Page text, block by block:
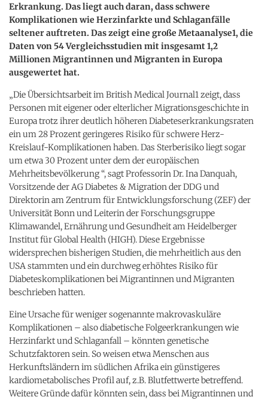
Erkrankung. Das liegt auch daran, dass schwere
Komplikationen wie Herzinfarkte und Schlaganfälle
seltener auftreten. Das zeigt eine große Metaanalyse1, die
Daten von 54 Vergleichsstudien mit insgesamt 1,2
Millionen Migrantinnen und Migranten in Europa
ausgewertet hat.
„Die Übersichtsarbeit im British Medical Journal1 zeigt, dass
Personen mit eigener oder elterlicher Migrationsgeschichte in
Europa trotz ihrer deutlich höheren Diabeteserkrankungsraten
ein um 28 Prozent geringeres Risiko für schwere Herz-
Kreislauf-Komplikationen haben. Das Sterberisiko liegt sogar
um etwa 30 Prozent unter dem der europäischen
Mehrheitsbevölkerung “, sagt Professorin Dr. Ina Danquah,
Vorsitzende der AG Diabetes & Migration der DDG und
Direktorin am Zentrum für Entwicklungsforschung (ZEF) der
Universität Bonn und Leiterin der Forschungsgruppe
Klimawandel, Ernährung und Gesundheit am Heidelberger
Institut für Global Health (HIGH). Diese Ergebnisse
widersprechen bisherigen Studien, die mehrheitlich aus den
USA stammten und ein durchweg erhöhtes Risiko für
Diabeteskomplikationen bei Migrantinnen und Migranten
beschrieben hatten.
Eine Ursache für weniger sogenannte makrovaskuläre
Komplikationen – also diabetische Folgeerkrankungen wie
Herzinfarkt und Schlaganfall – könnten genetische
Schutzfaktoren sein. So weisen etwa Menschen aus
Herkunftsländern im südlichen Afrika ein günstigeres
kardiometabolisches Profil auf, z.B. Blutfettwerte betreffend.
Weitere Gründe dafür könnten sein, dass bei Migrantinnen und